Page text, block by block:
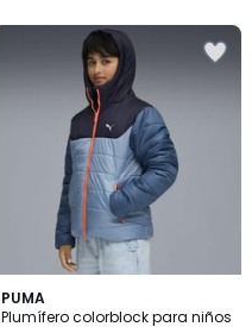
PUMA
Plumífero colorblock para niños
5
/